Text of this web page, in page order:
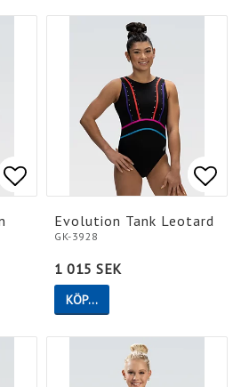
Lägg till i favoritlistan
Lägg till i favoritlistan
Evolution Tank Leotard
GK-3928
1 015 SEK
KÖP…